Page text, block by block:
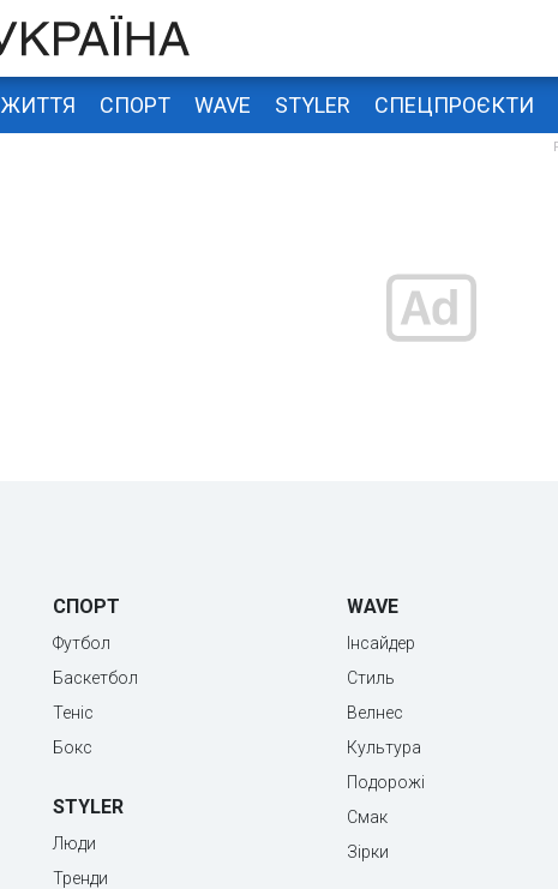
ЖИТТЯ СПОРТ WAVE STYLER СПЕЦПРОЄКТИ
СПОРТ
Футбол
Баскетбол
Теніс
Бокс
STYLER
Люди
Тренди
WAVE
Інсайдер
Стиль
Велнес
Культура
Подорожі
Смак
Зірки